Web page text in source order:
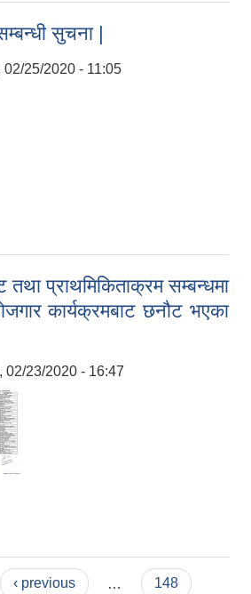
सुचना |
02/25/2020 - 11:05
प्राथमिकिताक्रम सम्बन्धमा
कार्यक्रमबाट छनौट भएका
02/23/2020 - 16:47
‹ previous 148